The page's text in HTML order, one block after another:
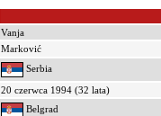
Vanja
Marković
Serbia
20 czerwca 1994 (32 lata)
Belgrad